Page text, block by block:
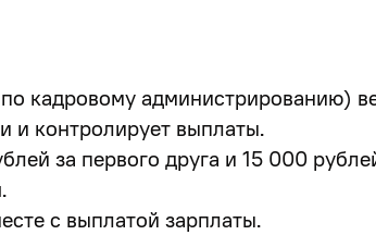
кадровому администрированию)
и контролирует выплаты.
за первого друга и 15 000
с выплатой зарплаты.